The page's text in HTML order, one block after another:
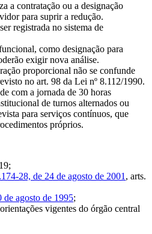
a contratação ou a designação
para suprir a redução.
registrada no sistema de
como designação para
exigir nova análise.
proporcional não se confunde
no art. 98 da Lei nº 8.112/1990.
com a jornada de 30 horas
de turnos alternados ou
para serviços contínuos, que
próprios.
28, de 24 de agosto de 2001, arts.
de agosto de 1995;
vigentes do órgão central